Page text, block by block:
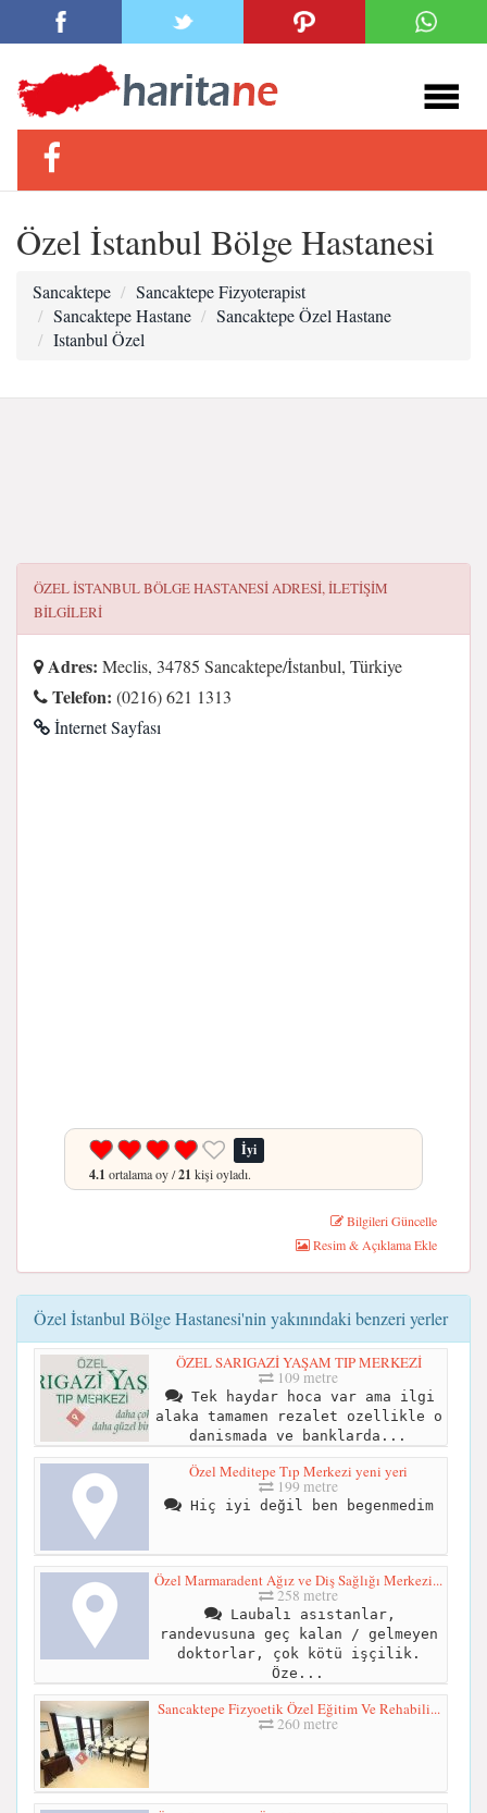
Özel İstanbul Bölge Hastanesi
Sancaktepe
Sancaktepe Fizyoterapist
Sancaktepe Hastane
Sancaktepe Özel Hastane
Istanbul Özel
ÖZEL İSTANBUL BÖLGE HASTANESIADRESI, ILETIŞIM
BILGILERI
Adres: Meclis, 34785 Sancaktepe/İstanbul, Türkiye
Telefon: (0216) 621 1313
İnternet Sayfası
İyi
4.1 ortalama oy /21 kişi oyladı.
Bilgileri Güncelle
Resim & Açıklama Ekle
Özel İstanbul Bölge Hastanesi'nin yakınındaki benzeri yerler
ÖZEL SARIGAZİ YAŞAM TIP MERKEZİ
109 metre
Tek haydar hoca var ama ilgi
alaka tamamen rezalet ozellikle o
danismada ve banklarda...
Özel Meditepe Tıp Merkezi yeni yeri
199 metre
Hiç iyi değil ben begenmedim
Özel Marmaradent Ağız ve Diş Sağlığı Merkezi...
258 metre
Laubalı asıstanlar,
randevusuna geç kalan / gelmeyen
doktorlar, çok kötü işçilik.
Öze...
Sancaktepe Fizyoetik Özel Eğitim Ve Rehabili...
260 metre